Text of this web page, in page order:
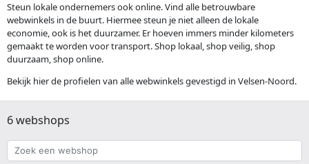
Steun lokale ondernemers ook online. Vind alle betrouwbare
webwinkels in de buurt. Hiermee steun je niet alleen de lokale
economie, ook is het duurzamer. Er hoeven immers minder kilometers
gemaakt te worden voor transport. Shop lokaal, shop veilig, shop
duurzaam, shop online.
Bekijk hier de profielen van alle webwinkels gevestigd in Velsen-Noord.
6 webshops
Zoek
een